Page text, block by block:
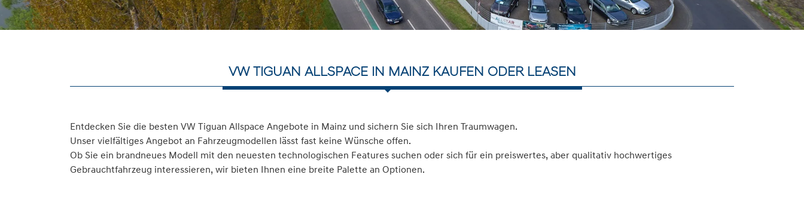
VW TIGUAN ALLSPACE IN MAINZ KAUFEN ODER LEASEN
Entdecken Sie die besten VW Tiguan Allspace Angebote in Mainz und sichern Sie sich Ihren Traumwagen.
Unser vielfältiges Angebot an Fahrzeugmodellen lässt fast keine Wünsche offen.
Ob Sie ein brandneues Modell mit den neuesten technologischen Features suchen oder sich für ein preiswertes, aber qualitativ hochwertiges
Gebrauchtfahrzeug interessieren, wir bieten Ihnen eine breite Palette an Optionen.